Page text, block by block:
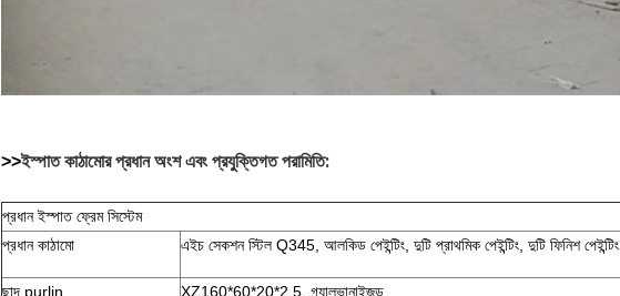
>>ইস্পাত কাঠামোর প্রধান অংশ এবং প্রযুক্তিগত পরামিতি:
প্রধান ইস্পাত ফ্রেম সিস্টেম
প্রধান কাঠামো
এইচ সেকশন স্টিল Q345, আলকিড পেইন্টিং, দুটি প্রাথমিক পেইন্টিং, দুটি ফিনিশ পেইন্টিং
ছাদ purlin
XZ160*60*20*2.5, গ্যালভানাইজড